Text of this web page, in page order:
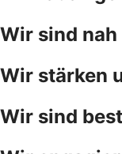
Wir sind
Wir stärken
Wir sind